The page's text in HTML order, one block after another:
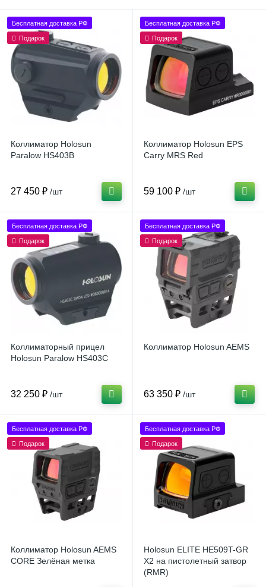
Бесплатная доставка РФ
Подарок
Коллиматор Holosun
Paralow HS403B
27 450 ₽ /шт
Бесплатная доставка РФ
Подарок
Коллиматор Holosun EPS
Carry MRS Red
59 100 ₽ /шт
Бесплатная доставка РФ
Подарок
Коллиматорный прицел
Holosun Paralow HS403C
32 250 ₽ /шт
Бесплатная доставка РФ
Подарок
Коллиматор Holosun AEMS
63 350 ₽ /шт
Бесплатная доставка РФ
Подарок
Коллиматор Holosun AEMS
CORE Зелёная метка
Бесплатная доставка РФ
Подарок
Holosun ELITE HE509T-GR
X2 на пистолетный затвор
(RMR)